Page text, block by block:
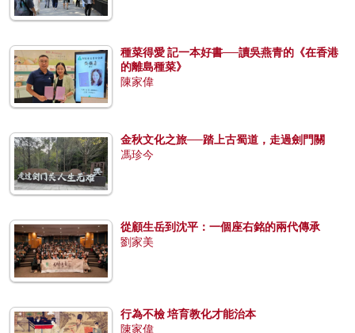
種菜得愛 記一本好書──讀吳燕青的《在香港
的離島種菜》
陳家偉
金秋文化之旅──踏上古蜀道，走過劍門關
馮珍今
從顧生岳到沈平：一個座右銘的兩代傳承
劉家美
行為不檢 培育教化才能治本
陳家偉